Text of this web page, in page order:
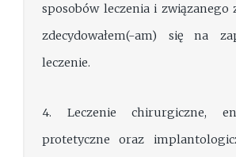
sposobów leczenia i
zdecydowałem(-am) się na
leczenie.
4. Leczenie chirurgiczne,
protetyczne oraz